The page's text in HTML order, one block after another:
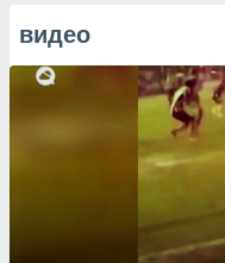
видео